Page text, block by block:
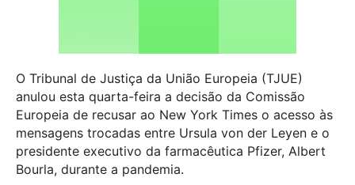
O Tribunal de Justiça da União Europeia (TJUE)
anulou esta quarta-feira a decisão da Comissão
Europeia de recusar ao New York Times o acesso às
mensagens trocadas entre Ursula von der Leyen e o
presidente executivo da farmacêutica Pfizer, Albert
Bourla, durante a pandemia.